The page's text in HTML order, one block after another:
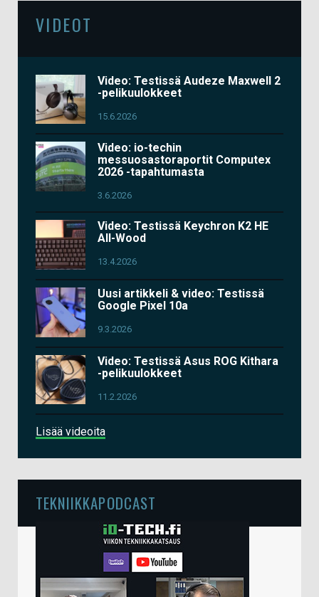
VIDEOT
Video: Testissä Audeze Maxwell 2
-pelikuulokkeet
15.6.2026
Video: io-techin
messuosastoraportit Computex
2026 -tapahtumasta
3.6.2026
Video: Testissä Keychron K2 HE
All-Wood
13.4.2026
Uusi artikkeli & video: Testissä
Google Pixel 10a
9.3.2026
Video: Testissä Asus ROG Kithara
-pelikuulokkeet
11.2.2026
Lisää videoita
TEKNIIKKAPODCAST